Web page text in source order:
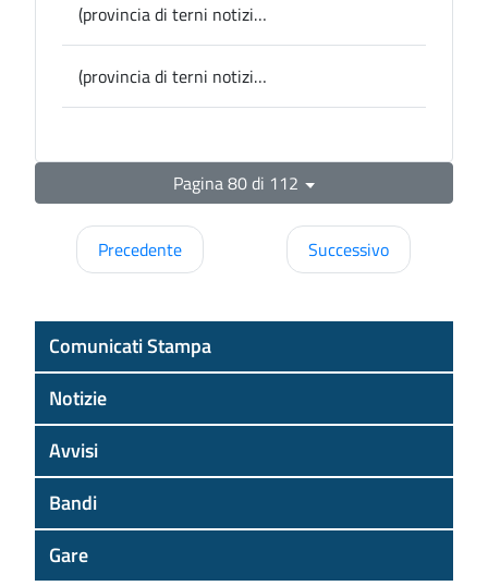
(provincia di terni notizie) Lugnano in Teverina, i finalisti dell’edizione 2023 del Premio letterario
(provincia di terni notizie) Provincia, la Presidente Pernazza alle celebrazioni di oggi 2 Giugno a Terni: la torretta di Palazzo Bazzani illuminata con il Tricolore, il Gonfalone dell’ente alla cerimonia ufficiale
Pagina 80 di 112
Precedente Successivo
Comunicati Stampa
Notizie
Avvisi
Bandi
Gare